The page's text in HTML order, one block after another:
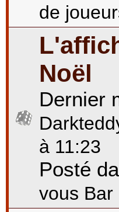
de
Noël
Dernier
à 11:23
Posté
vous Bar